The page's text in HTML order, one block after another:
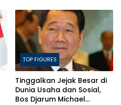
TOP FIGURES
Tinggalkan Jejak Besar di
Dunia Usaha dan Sosial,
Bos Djarum Michael